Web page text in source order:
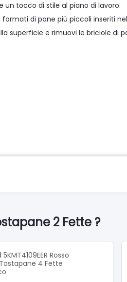
tocco di stile al piano di lavoro.
di pane più piccoli inseriti
superficie e rimuovi le briciole di
2 Fette ?
Rosso
4 Fette